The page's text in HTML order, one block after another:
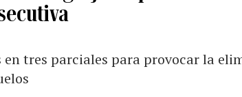
en tres parciales para provocar la